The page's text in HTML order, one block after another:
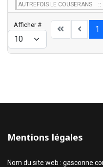
AUTREFOIS LE COUSERANS
Afficher # 1
Mentions légales
Nom du site web :